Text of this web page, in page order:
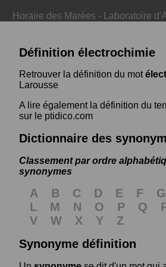
Horaire des Marées - Laboratoire
Définition électrochimie
Retrouver la définition du mot
Larousse
A lire également la définition du
sur le ptidico.com
Dictionnaire des
Classement par ordre
synonymes
A B C D E F G
L
M N O P Q
V
W X Y
Z
Synonyme définition